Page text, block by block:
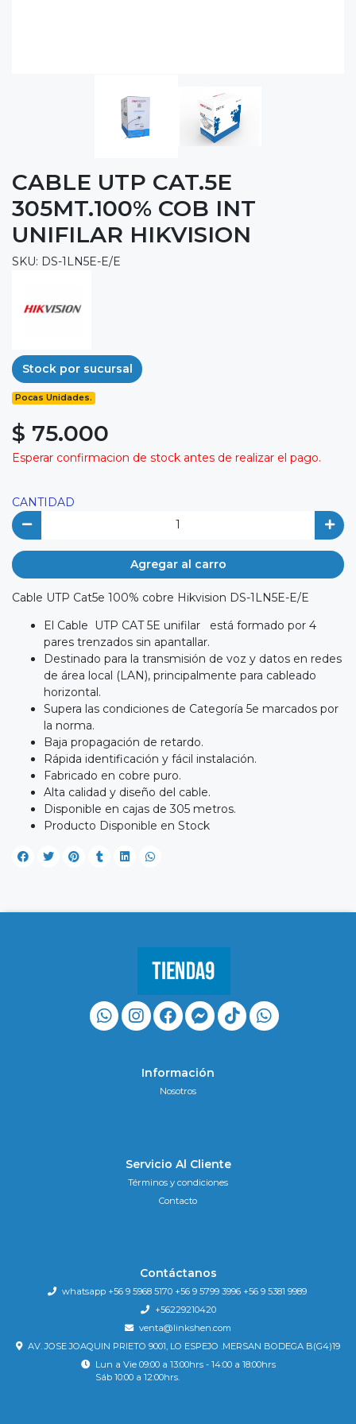
CABLE UTP CAT.5E
305MT.100% COB INT
UNIFILAR HIKVISION
SKU: DS-1LN5E-E/E
Stock por sucursal
Pocas Unidades.
$ 75.000
Esperar confirmacion de stock antes de realizar el pago.
CANTIDAD
Agregar al carro
Cable UTP Cat5e 100% cobre Hikvision DS-1LN5E-E/E
El Cable UTP CAT 5E unifilar está formado por 4
pares trenzados sin apantallar.
Destinado para la transmisión de voz y datos en redes
de área local (LAN), principalmente para cableado
horizontal.
Supera las condiciones de Categoría 5e marcados por
la norma.
Baja propagación de retardo.
Rápida identificación y fácil instalación.
Fabricado en cobre puro.
Alta calidad y diseño del cable.
Disponible en cajas de 305 metros.
Producto Disponible en Stock
Información
Nosotros
Servicio Al Cliente
Términos y condiciones
Contacto
Contáctanos
whatsapp +56 9 5968 5170 +56 9 5799 3996 +56 9 5381 9989
+56229210420
venta@linkshen.com
AV. JOSE JOAQUIN PRIETO 9001, LO ESPEJO .MERSAN BODEGA B(G4)19
Lun a Vie 09:00 a 13:00hrs - 14:00 a 18:00hrs
Sáb 10:00 a 12:00hrs.